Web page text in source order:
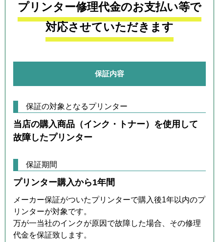
プリンター修理代金のお支払い等で
対応させていただきます
保証内容
保証の対象となるプリンター
当店の購入商品（インク・トナー）を使用して
故障したプリンター
保証期間
プリンター購入から1年間
メーカー保証がついたプリンターで購入後1年以内のプ
リンターが対象です。
万が一当社のインクが原因で故障した場合、その修理
代金を保証致します。